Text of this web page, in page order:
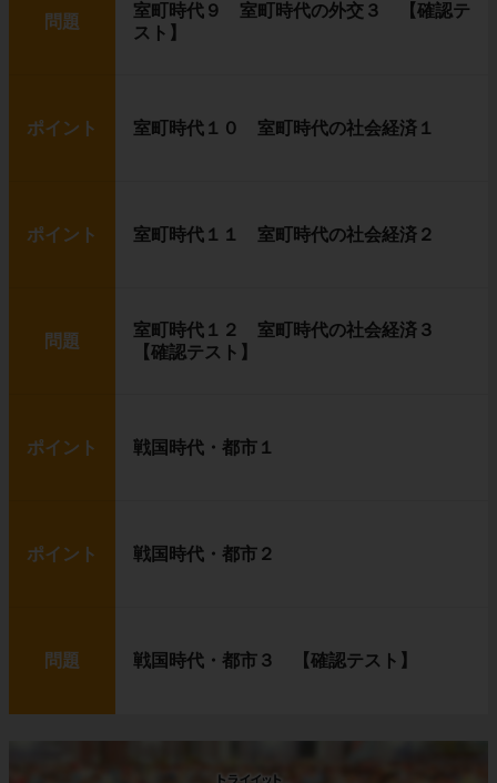
問題
室町時代９ 室町時代の外交３ 【確認テ
スト】
ポイント 室町時代１０ 室町時代の社会経済１
ポイント 室町時代１１ 室町時代の社会経済２
問題
室町時代１２ 室町時代の社会経済３
【確認テスト】
ポイント 戦国時代・都市１
ポイント 戦国時代・都市２
問題 戦国時代・都市３ 【確認テスト】